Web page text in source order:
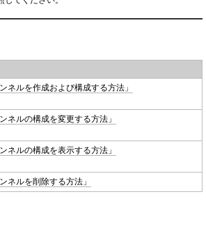
ンネルを作成および構成する方法」
ンネルの構成を変更する方法」
ンネルの構成を表示する方法」
ンネルを削除する方法」